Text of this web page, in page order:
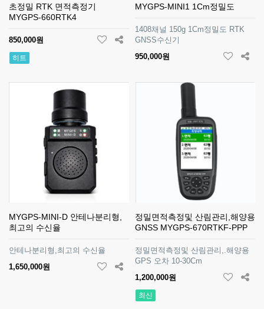
초정밀 RTK 면적측정기
MYGPS-660RTK4
850,000원
히트
MYGPS-MINI1 1Cm정밀도
1408채널 150g 1Cm정밀도 RTK
GNSS수신기
950,000원
MYGPS-MINI-D 안테나분리형,
최고의 수신율
안테나분리형,최고의 수신율
1,650,000원
정밀면적측정및 산림관리,해양용
GNSS MYGPS-670RTKF-PPP
정밀면적측정및 산림관리,.해양용
GPS 오차 10-30Cm
1,200,000원
최신